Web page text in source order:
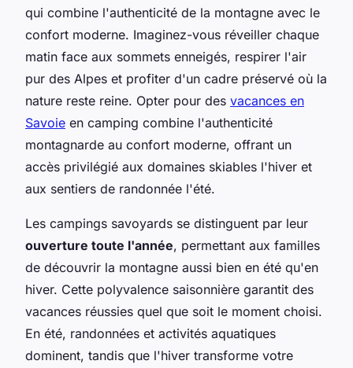
qui combine l'authenticité de la montagne avec le
confort moderne. Imaginez-vous réveiller chaque
matin face aux sommets enneigés, respirer l'air
pur des Alpes et profiter d'un cadre préservé où la
nature reste reine. Opter pour des vacances en
Savoie en camping combine l'authenticité
montagnarde au confort moderne, offrant un
accès privilégié aux domaines skiables l'hiver et
aux sentiers de randonnée l'été.
Les campings savoyards se distinguent par leur
ouverture toute l'année, permettant aux familles
de découvrir la montagne aussi bien en été qu'en
hiver. Cette polyvalence saisonnière garantit des
vacances réussies quel que soit le moment choisi.
En été, randonnées et activités aquatiques
dominent, tandis que l'hiver transforme votre